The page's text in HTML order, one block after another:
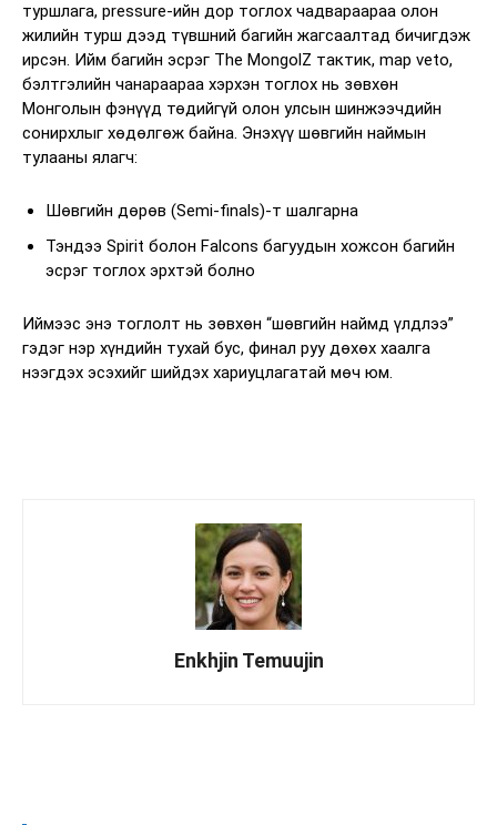
туршлага, pressure-ийн дор тоглох чадвараараа олон
жилийн турш дээд түвшний багийн жагсаалтад бичигдэж
ирсэн. Ийм багийн эсрэг The MongolZ тактик, map veto,
бэлтгэлийн чанараараа хэрхэн тоглох нь зөвхөн
Монголын фэнүүд төдийгүй олон улсын шинжээчдийн
сонирхлыг хөдөлгөж байна. Энэхүү шөвгийн наймын
тулааны ялагч:
Шөвгийн дөрөв (Semi-finals)-т шалгарна
Тэндээ Spirit болон Falcons багуудын хожсон багийн
эсрэг тоглох эрхтэй болно
Иймээс энэ тоглолт нь зөвхөн “шөвгийн наймд үлдлээ”
гэдэг нэр хүндийн тухай бус, финал руу дөхөх хаалга
нээгдэх эсэхийг шийдэх хариуцлагатай мөч юм.
Enkhjin Temuujin